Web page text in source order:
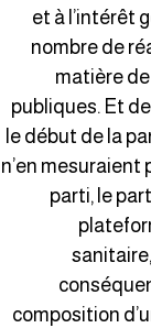
et à l’intérêt
nombre de
matière
publiques. Et
le début de la
n’en mesuraient
parti, le
composition